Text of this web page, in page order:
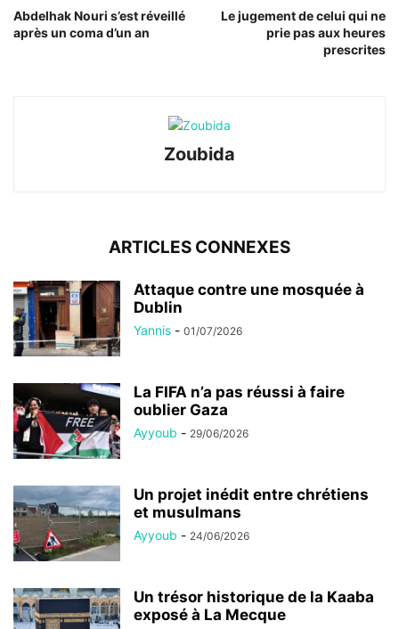
Abdelhak Nouri s’est réveillé
après un coma d’un an
Le jugement de celui qui ne
prie pas aux heures
prescrites
Zoubida
ARTICLES CONNEXES
Attaque contre une mosquée à
Dublin
Yannis - 01/07/2026
La FIFA n’a pas réussi à faire
oublier Gaza
Ayyoub - 29/06/2026
Un projet inédit entre chrétiens
et musulmans
Ayyoub - 24/06/2026
Un trésor historique de la Kaaba
exposé à La Mecque